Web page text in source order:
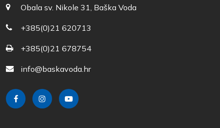
Obala sv. Nikole 31, Baška Voda
+385(0)21 620713
+385(0)21 678754
info@baskavoda.hr